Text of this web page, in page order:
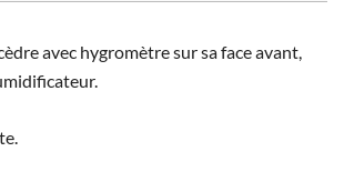
avec hygromètre sur sa face avant,